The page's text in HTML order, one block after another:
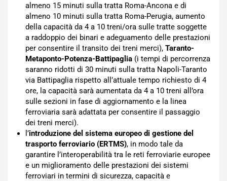
almeno 15 minuti sulla tratta Roma-Ancona e di
almeno 10 minuti sulla tratta Roma-Perugia, aumento
della capacità da 4 a 10 treni/ora sulle tratte soggette
a raddoppio dei binari e adeguamento delle prestazioni
per consentire il transito dei treni merci), Taranto-
Metaponto-Potenza-Battipaglia (i tempi di percorrenza
saranno ridotti di 30 minuti sulla tratta Napoli-Taranto
via Battipaglia rispetto all’attuale tempo richiesto di 4
ore, la capacità sarà aumentata da 4 a 10 treni all’ora
sulle sezioni in fase di aggiornamento e la linea
ferroviaria sarà adattata per consentire il passaggio
dei treni merci).
l’introduzione del sistema europeo di gestione del
trasporto ferroviario (ERTMS), in modo tale da
garantire l’interoperabilità tra le reti ferroviarie europee
e un miglioramento delle prestazioni dei sistemi
ferroviari in termini di sicurezza, capacità e